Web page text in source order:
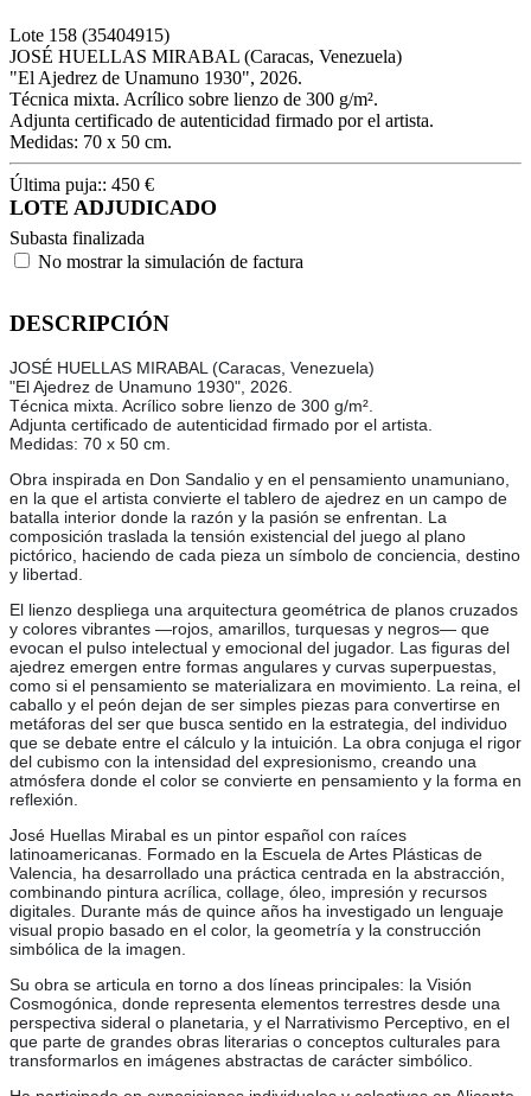
Lote 158 (35404915)
JOSÉ HUELLAS MIRABAL (Caracas, Venezuela)
"El Ajedrez de Unamuno 1930", 2026.
Técnica mixta. Acrílico sobre lienzo de 300 g/m².
Adjunta certificado de autenticidad firmado por el artista.
Medidas: 70 x 50 cm.
Última puja:: 450 €
LOTE ADJUDICADO
Subasta finalizada
No mostrar la simulación de factura
DESCRIPCIÓN
JOSÉ HUELLAS MIRABAL (Caracas, Venezuela)
"El Ajedrez de Unamuno 1930", 2026.
Técnica mixta. Acrílico sobre lienzo de 300 g/m².
Adjunta certificado de autenticidad firmado por el artista.
Medidas: 70 x 50 cm.
Obra inspirada en Don Sandalio y en el pensamiento unamuniano,
en la que el artista convierte el tablero de ajedrez en un campo de
batalla interior donde la razón y la pasión se enfrentan. La
composición traslada la tensión existencial del juego al plano
pictórico, haciendo de cada pieza un símbolo de conciencia, destino
y libertad.
El lienzo despliega una arquitectura geométrica de planos cruzados
y colores vibrantes —rojos, amarillos, turquesas y negros— que
evocan el pulso intelectual y emocional del jugador. Las figuras del
ajedrez emergen entre formas angulares y curvas superpuestas,
como si el pensamiento se materializara en movimiento. La reina, el
caballo y el peón dejan de ser simples piezas para convertirse en
metáforas del ser que busca sentido en la estrategia, del individuo
que se debate entre el cálculo y la intuición. La obra conjuga el rigor
del cubismo con la intensidad del expresionismo, creando una
atmósfera donde el color se convierte en pensamiento y la forma en
reflexión.
José Huellas Mirabal es un pintor español con raíces
latinoamericanas. Formado en la Escuela de Artes Plásticas de
Valencia, ha desarrollado una práctica centrada en la abstracción,
combinando pintura acrílica, collage, óleo, impresión y recursos
digitales. Durante más de quince años ha investigado un lenguaje
visual propio basado en el color, la geometría y la construcción
simbólica de la imagen.
Su obra se articula en torno a dos líneas principales: la Visión
Cosmogónica, donde representa elementos terrestres desde una
perspectiva sideral o planetaria, y el Narrativismo Perceptivo, en el
que parte de grandes obras literarias o conceptos culturales para
transformarlos en imágenes abstractas de carácter simbólico.